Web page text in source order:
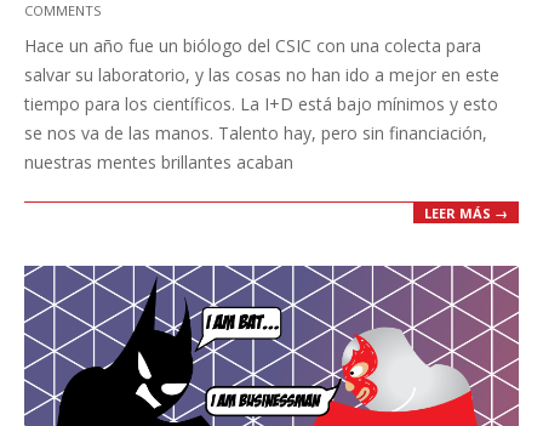
07-
09
COMMENTS
Hace un año fue un biólogo del CSIC con una colecta para
salvar su laboratorio, y las cosas no han ido a mejor en este
tiempo para los científicos. La I+D está bajo mínimos y esto
se nos va de las manos. Talento hay, pero sin financiación,
nuestras mentes brillantes acaban
LEER MÁS →